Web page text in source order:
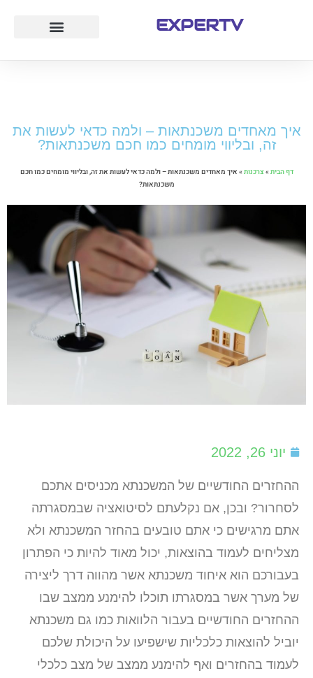
EXPERTV
איך מאחדים משכנתאות – ולמה כדאי לעשות את
זה, ובליווי מומחים כמו חכם משכנתאות?
דף הבית»צרכנות» איך מאחדים משכנתאות – ולמה כדאי לעשות את זה, ובליווי מומחים כמו חכם
משכנתאות?
יוני 26, 2022
ההחזרים החודשיים של המשכנתא מכניסים אתכם
לסחרור? ובכן, אם נקלעתם לסיטואציה שבמסגרתה
אתם מרגישים כי אתם טובעים בהחזר המשכנתא ולא
מצליחים לעמוד בהוצאות, יכול מאוד להיות כי הפתרון
בעבורכם הוא איחוד משכנתא אשר מהווה דרך ליצירה
של מערך אשר במסגרתו תוכלו להימנע ממצב שבו
ההחזרים החודשיים בעבור הלוואות כמו גם משכנתא
יוביל להוצאות כלכליות שישפיעו על היכולת שלכם
לעמוד בהחזרים ואף להימנע ממצב של מצב כלכלי